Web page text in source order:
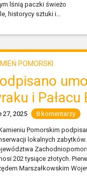
lśnią paczki świeżo
historycy sztuki i…
POMORSKI
i Pałacu
27, 2025 8 komentarzy
Pomorskim
lokalnych
202 tysiące złotych.
Marszałkowskim